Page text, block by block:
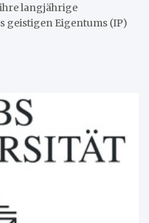
ihre langjährige
geistigen Eigentums (IP)